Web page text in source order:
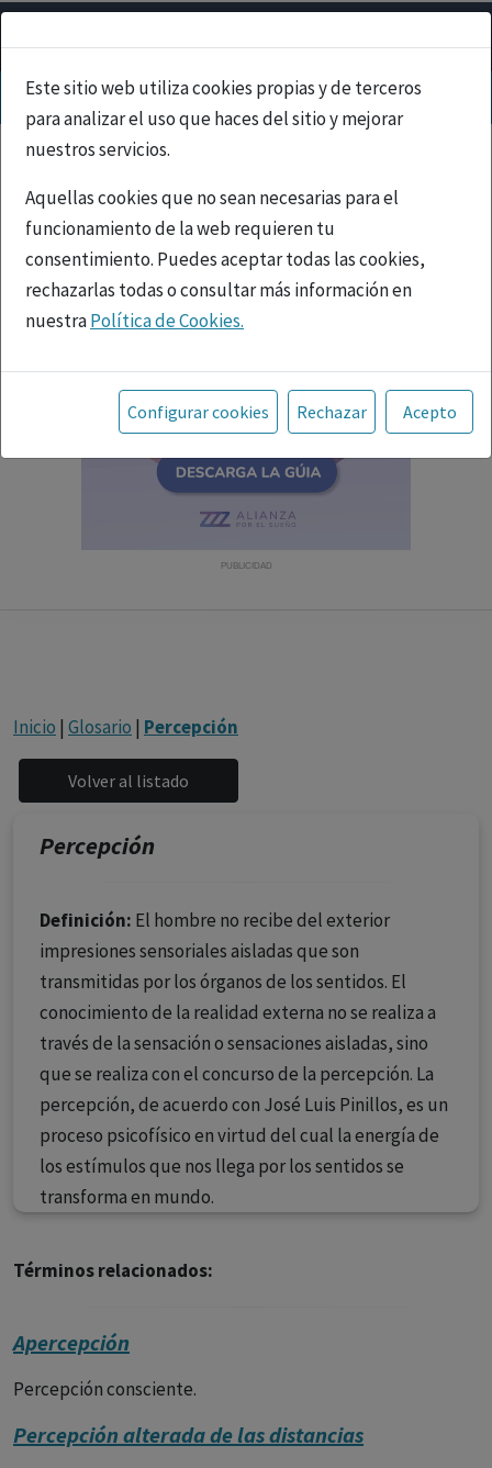
Este sitio web utiliza cookies propias y de terceros
para analizar el uso que haces del sitio y mejorar
nuestros servicios.
Aquellas cookies que no sean necesarias para el
funcionamiento de la web requieren tu
consentimiento. Puedes aceptar todas las cookies,
rechazarlas todas o consultar más información en
nuestraPolítica de Cookies.
Toda la información incluida en la Página Web está
referida a productos del mercado español y, por
tanto, dirigida a profesionales sanitarios legalmente
facultados para prescribir o dispensar medicamentos
con ejercicio profesional. La información técnica de los
fármacos se facilita a título meramente informativo,
Configurar cookies Rechazar Acepto
PUBLICIDAD
Inicio | Glosario | Percepción
Percepción
Definición: El hombre no recibe del exterior
impresiones sensoriales aisladas que son
transmitidas por los órganos de los sentidos. El
conocimiento de la realidad externa no se realiza a
través de la sensación o sensaciones aisladas, sino
que se realiza con el concurso de la percepción. La
percepción, de acuerdo con José Luis Pinillos, es un
proceso psicofísico en virtud del cual la energía de
los estímulos que nos llega por los sentidos se
transforma en mundo.
Términos relacionados:
Apercepción
Percepción consciente.
Percepción alterada de las distancias